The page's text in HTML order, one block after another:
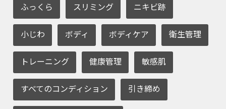
ふっくら スリミング ニキビ跡
小じわ ボディ ボディケア 衛生管理
トレーニング 健康管理 敏感肌
すべてのコンディション 引き締め